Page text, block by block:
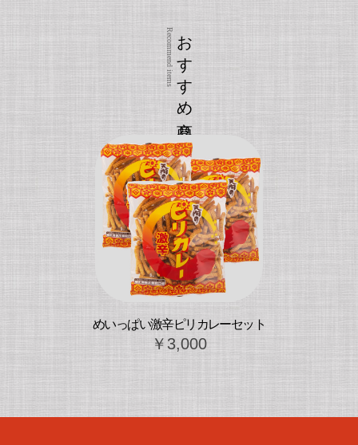
おすすめ商品
Recommend items
めいっぱい激辛ピリカレーセット
￥3,000